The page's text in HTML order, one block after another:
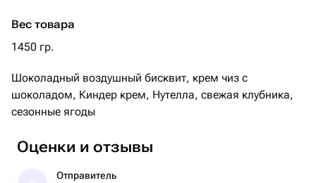
Вес товара
1450 гр.
Шоколадный воздушный бисквит, крем чиз с
шоколадом, Киндер крем, Нутелла, свежая клубника,
сезонные ягоды
Оценки и отзывы
Отправитель